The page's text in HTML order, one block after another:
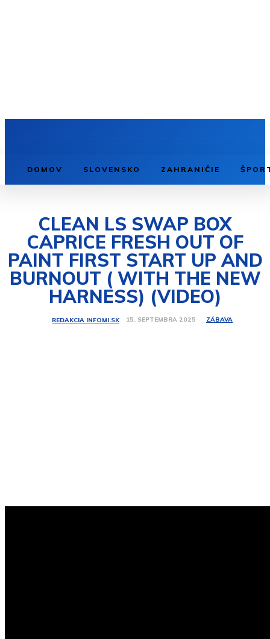
DOMOV SLOVENSKO ZAHRANIČIE
CLEAN LS SWAP BOX
CAPRICE FRESH OUT OF
PAINT FIRST START UP AND
BURNOUT ( WITH THE NEW
HARNESS) (VIDEO)
REDAKCIA INFOMI.SK 15. SEPTEMBRA 2025 ZÁBAVA